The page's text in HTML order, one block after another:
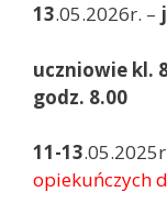
13.05.2026r. –
uczniowie kl.
godz. 8.00
11-13
opiekuńczych